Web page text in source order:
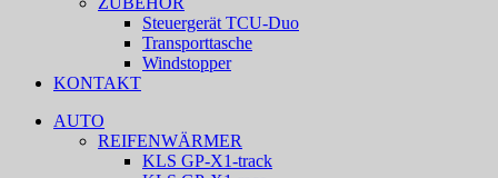
Steuergerät TCU-Duo
Transporttasche
Windstopper
KONTAKT
AUTO
REIFENWÄRMER
KLS GP-X1-track